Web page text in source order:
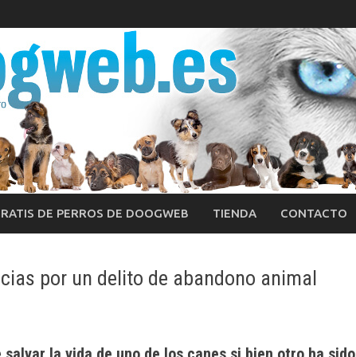
DE PERROS DE DOOGWEB TIENDA CONTACTO
por un delito de abandono animal